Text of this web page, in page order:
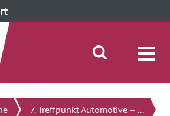
Suche öffnen/schließen
7. Treffpunkt Automotive – ...